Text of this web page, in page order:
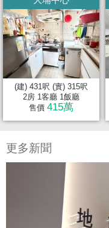
(建) 431呎 (實) 315呎
2房 1客廳 1飯廳
售價 415萬
更多新聞